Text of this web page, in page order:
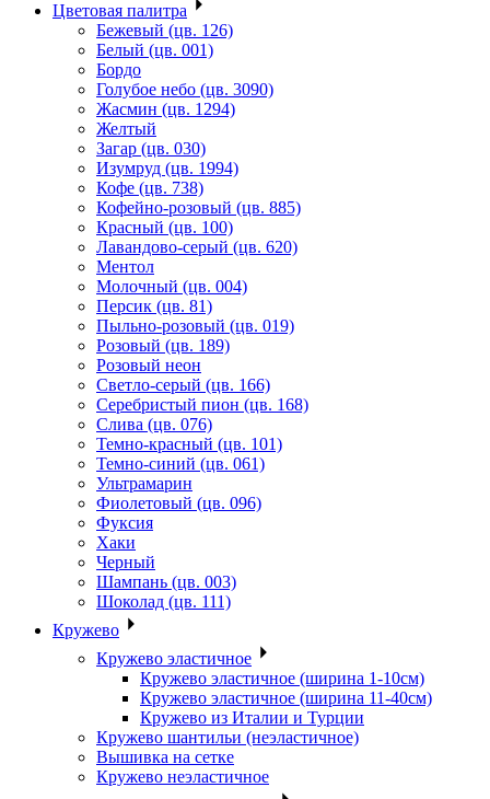
Цветовая палитра
Бежевый (цв. 126)
Белый (цв. 001)
Бордо
Голубое небо (цв. 3090)
Жасмин (цв. 1294)
Желтый
Загар (цв. 030)
Изумруд (цв. 1994)
Кофе (цв. 738)
Кофейно-розовый (цв. 885)
Красный (цв. 100)
Лавандово-серый (цв. 620)
Ментол
Молочный (цв. 004)
Персик (цв. 81)
Пыльно-розовый (цв. 019)
Розовый (цв. 189)
Розовый неон
Светло-серый (цв. 166)
Серебристый пион (цв. 168)
Слива (цв. 076)
Темно-красный (цв. 101)
Темно-синий (цв. 061)
Ультрамарин
Фиолетовый (цв. 096)
Фуксия
Хаки
Черный
Шампань (цв. 003)
Шоколад (цв. 111)
Кружево
Кружево эластичное
Кружево эластичное (ширина 1-10см)
Кружево эластичное (ширина 11-40см)
Кружево из Италии и Турции
Кружево шантильи (неэластичное)
Вышивка на сетке
Кружево неэластичное